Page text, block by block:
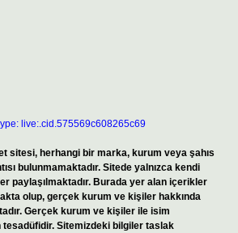
live:.cid.575569c608265c69
sitesi, herhangi bir marka, kurum veya şahıs
bulunmamaktadır. Sitede yalnızca kendi
paylaşılmaktadır. Burada yer alan içerikler
olup, gerçek kurum ve kişiler hakkında
Gerçek kurum ve kişiler ile isim
tesadüfidir. Sitemizdeki bilgiler taslak